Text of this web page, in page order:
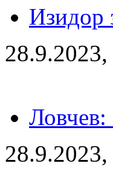
Изидор
Ловчев: